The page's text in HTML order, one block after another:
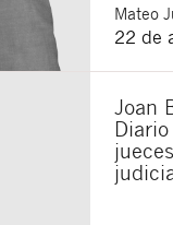
Mateo
22 de
Joan
del tratamiento
así como